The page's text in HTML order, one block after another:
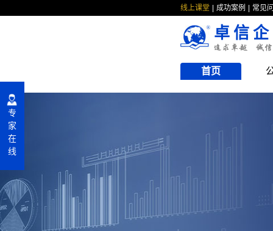
线上课堂 成功案例 常见
卓信
首页
专
家
在
线